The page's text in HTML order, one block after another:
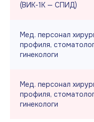
(ВИК-1К — СПИД)
Мед. персонал
профиля,
гинекологи
Мед. персонал
профиля,
гинекологи